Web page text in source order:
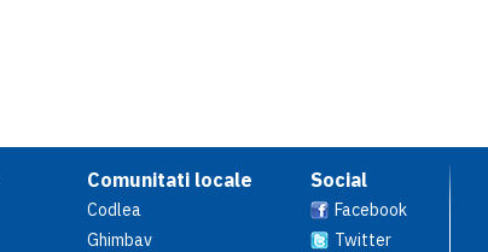
Comunitati locale
Codlea
Ghimbav
Social
Facebook
Twitter